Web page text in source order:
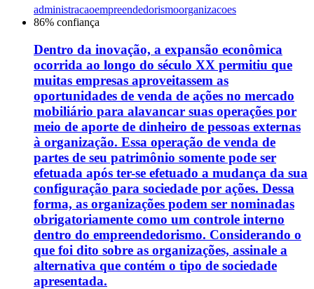
administracaoempreendedorismoorganizacoes
86% confiança
Dentro da inovação, a expansão econômica
ocorrida ao longo do século XX permitiu que
muitas empresas aproveitassem as
oportunidades de venda de ações no mercado
mobiliário para alavancar suas operações por
meio de aporte de dinheiro de pessoas externas
à organização. Essa operação de venda de
partes de seu patrimônio somente pode ser
efetuada após ter-se efetuado a mudança da sua
configuração para sociedade por ações. Dessa
forma, as organizações podem ser nominadas
obrigatoriamente como um controle interno
dentro do empreendedorismo. Considerando o
que foi dito sobre as organizações, assinale a
alternativa que contém o tipo de sociedade
apresentada.